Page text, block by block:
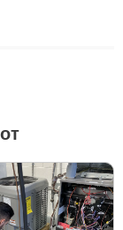
мастера